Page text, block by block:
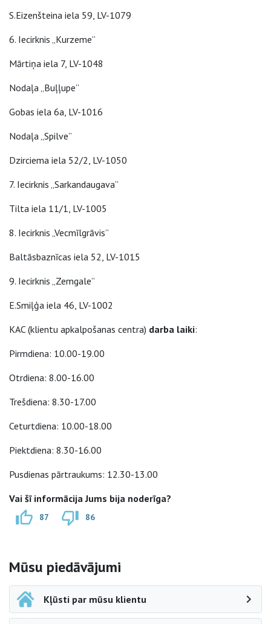
S.Eizenšteina iela 59, LV-1079
6. Iecirknis „Kurzeme”
Mārtiņa iela 7, LV-1048
Nodaļa „Buļļupe”
Gobas iela 6a, LV-1016
Nodaļa „Spilve”
Dzirciema iela 52/2, LV-1050
7. Iecirknis „Sarkandaugava”
Tilta iela 11/1, LV-1005
8. Iecirknis „Vecmīlgrāvis”
Baltāsbaznīcas iela 52, LV-1015
9. Iecirknis „Zemgale”
E.Smiļģa iela 46, LV-1002
KAC (klientu apkalpošanas centra) darba laiki:
Pirmdiena: 10.00-19.00
Otrdiena: 8.00-16.00
Trešdiena: 8.30-17.00
Ceturtdiena: 10.00-18.00
Piektdiena: 8.30-16.00
Pusdienas pārtraukums: 12.30-13.00
Vai šī informācija Jums bija noderīga?
87 86
Sāna navigācija
Mūsu piedāvājumi
Kļūsti par mūsu klientu